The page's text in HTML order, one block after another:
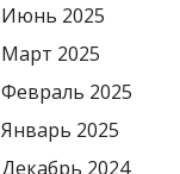
Июнь 2025
Март 2025
Февраль 2025
Январь 2025
Декабрь 2024